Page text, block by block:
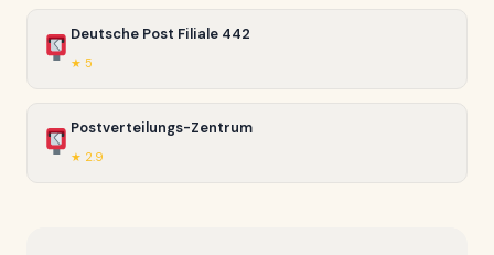
Deutsche Post Filiale 442
★ 5
Postverteilungs-Zentrum
★ 2.9